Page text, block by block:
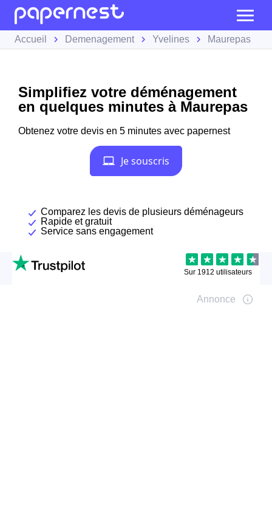
Accueil Demenagement Yvelines Maurepas